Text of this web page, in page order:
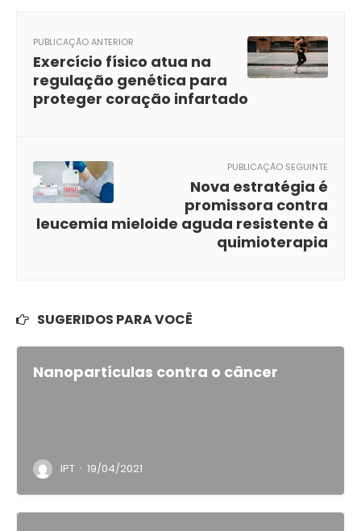
PUBLICAÇÃO ANTERIOR
Exercício físico atua na
regulação genética para
proteger coração infartado
PUBLICAÇÃO SEGUINTE
Nova estratégia é
promissora contra
leucemia mieloide aguda resistente à
quimioterapia
SUGERIDOS PARA VOCÊ
Nanopartículas contra o câncer
IPT · 19/04/2021